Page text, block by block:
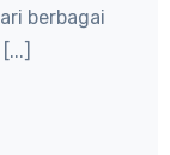
berbagai